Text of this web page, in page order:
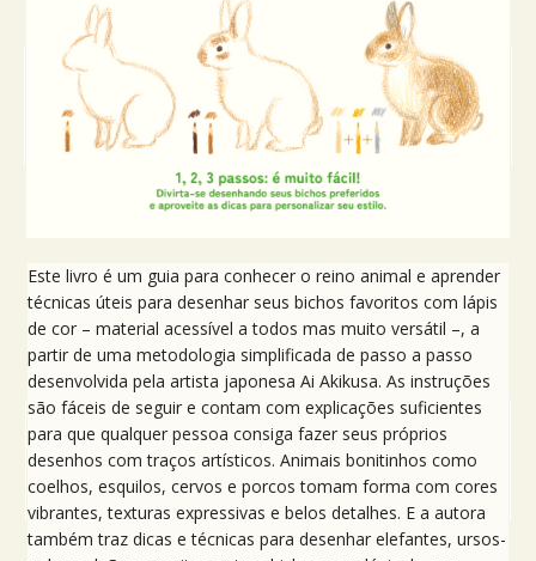
Este livro é um guia para conhecer o reino animal e aprender
técnicas úteis para desenhar seus bichos favoritos com lápis
de cor – material acessível a todos mas muito versátil –, a
partir de uma metodologia simplificada de passo a passo
desenvolvida pela artista japonesa Ai Akikusa. As instruções
são fáceis de seguir e contam com explicações suficientes
para que qualquer pessoa consiga fazer seus próprios
desenhos com traços artísticos. Animais bonitinhos como
coelhos, esquilos, cervos e porcos tomam forma com cores
vibrantes, texturas expressivas e belos detalhes. E a autora
também traz dicas e técnicas para desenhar elefantes, ursos-